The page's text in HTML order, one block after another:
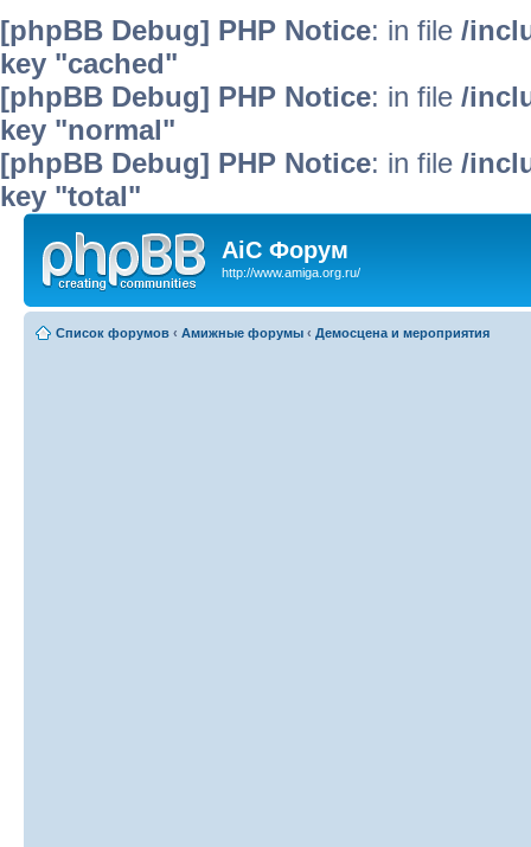
[phpBB Debug] PHP Notice: in file /
key "cached"
[phpBB Debug] PHP Notice: in file /
key "normal"
[phpBB Debug] PHP Notice: in file /
key "total"
AiC Форум
http://www.amiga.org.ru/
Список форумов ‹ Амижные форумы ‹ Демосцена и мероприятия